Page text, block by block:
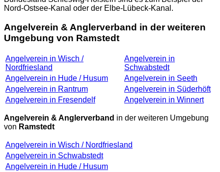
Nord-Ostsee-Kanal oder der Elbe-Lübeck-Kanal.
Angelverein & Anglerverband in der weiteren
Umgebung von Ramstedt
Angelverein in Wisch /
Nordfriesland
Angelverein in
Schwabstedt
Angelverein in Hude / Husum
Angelverein in Seeth
Angelverein in Rantrum
Angelverein in Süderhöft
Angelverein in Fresendelf
Angelverein in Winnert
Angelverein & Anglerverband in der weiteren Umgebung
von Ramstedt
Angelverein in Wisch / Nordfriesland
Angelverein in Schwabstedt
Angelverein in Hude / Husum